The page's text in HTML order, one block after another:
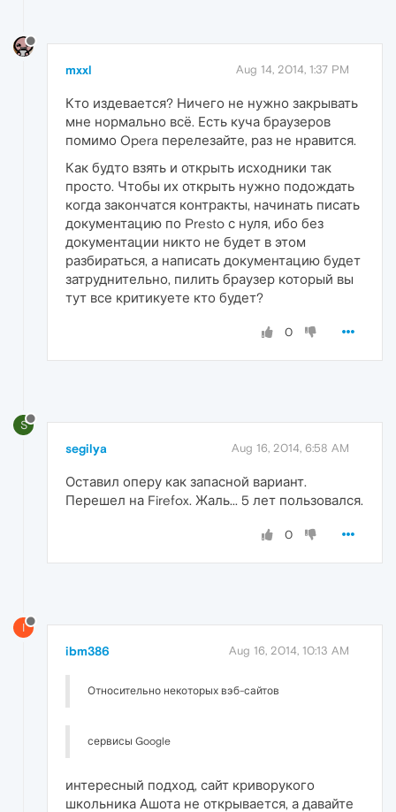
mxxl Aug 14, 2014, 1:37 PM
Кто издевается? Ничего не нужно закрывать
мне нормально всё. Есть куча браузеров
помимо Opera перелезайте, раз не нравится.
Как будто взять и открыть исходники так
просто. Чтобы их открыть нужно подождать
когда закончатся контракты, начинать писать
документацию по Presto с нуля, ибо без
документации никто не будет в этом
разбираться, а написать документацию будет
затруднительно, пилить браузер который вы
тут все критикуете кто будет?
0
S
segilya Aug 16, 2014, 6:58 AM
Оставил оперу как запасной вариант.
Перешел на Firefox. Жаль... 5 лет пользовался.
0
I
ibm386 Aug 16, 2014, 10:13 AM
Относительно некоторых вэб-сайтов
сервисы Google
интересный подход, сайт криворукого
школьника Ашота не открывается, а давайте